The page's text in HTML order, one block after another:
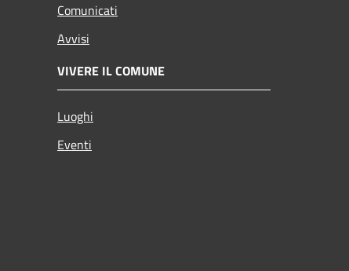
Comunicati
Avvisi
VIVERE IL COMUNE
Luoghi
Eventi